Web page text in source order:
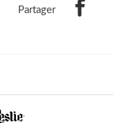
Partager